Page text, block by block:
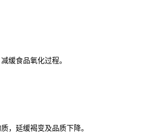
缓食品氧化过程。
，延缓褐变及品质下降。